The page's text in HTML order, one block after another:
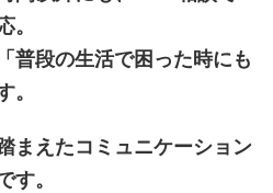
。
普段の生活で困った時にも
。
まえたコミュニケーション
す。